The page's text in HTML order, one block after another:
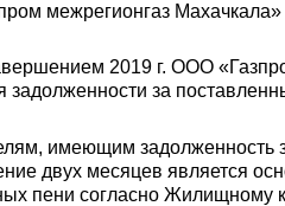
межрегионгаз Махачкала»
2019 г. ООО
задолженности за
имеющим задолженность
двух месяцев является
пени согласно Жилищному